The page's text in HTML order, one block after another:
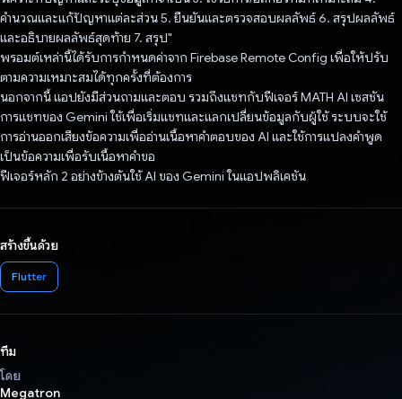
คำนวณและแก้ปัญหาแต่ละส่วน 5. ยืนยันและตรวจสอบผลลัพธ์ 6. สรุปผลลัพธ์
และอธิบายผลลัพธ์สุดท้าย 7. สรุป"
พรอมต์เหล่านี้ได้รับการกําหนดค่าจาก Firebase Remote Config เพื่อให้ปรับ
ตามความเหมาะสมได้ทุกครั้งที่ต้องการ
นอกจากนี้ แอปยังมีส่วนถามและตอบ รวมถึงแชทกับฟีเจอร์ MATH AI เซสชัน
การแชทของ Gemini ใช้เพื่อเริ่มแชทและแลกเปลี่ยนข้อมูลกับผู้ใช้ ระบบจะใช้
การอ่านออกเสียงข้อความเพื่ออ่านเนื้อหาคำตอบของ AI และใช้การแปลงคำพูด
เป็นข้อความเพื่อรับเนื้อหาคำขอ
ฟีเจอร์หลัก 2 อย่างข้างต้นใช้ AI ของ Gemini ในแอปพลิเคชัน
สร้างขึ้นด้วย
Flutter
ทีม
โดย
Megatron